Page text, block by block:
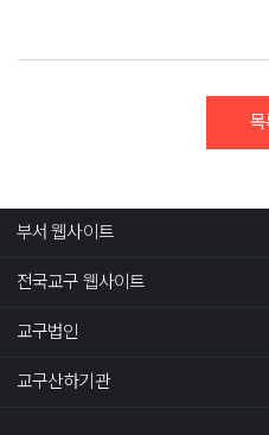
목
부서 웹사이트
전국교구 웹사이트
교구법인
교구산하기관